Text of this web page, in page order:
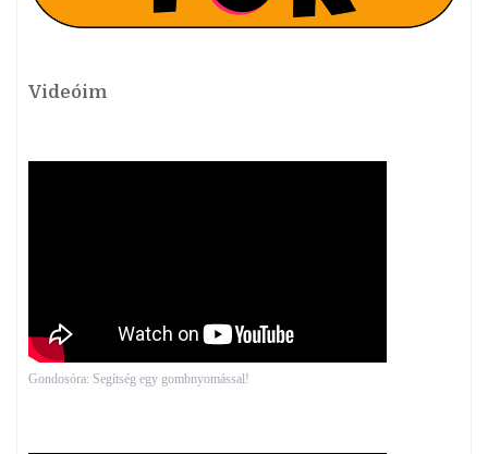
Videóim
Gondosóra: Segítség egy gombnyomással!